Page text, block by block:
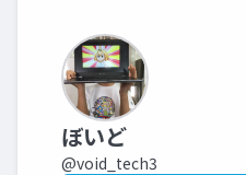
ぼいど
@void_tech3